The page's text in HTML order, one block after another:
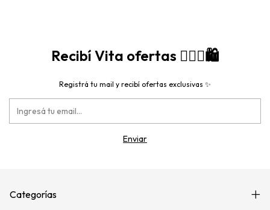
Recibí Vita ofertas 🙋🏻‍♀️🛍️
Registrá tu mail y recibí ofertas exclusivas ✨
Categorías